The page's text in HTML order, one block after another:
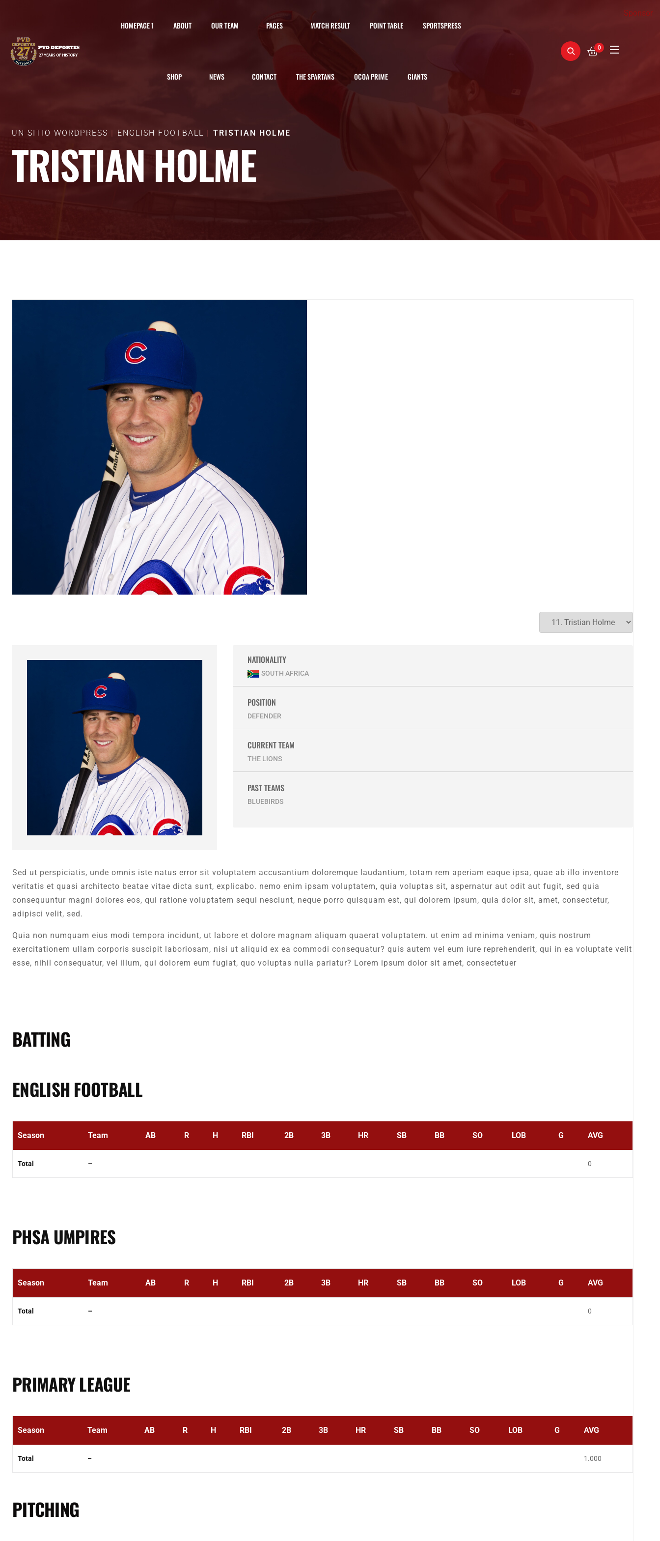
Sponsor
HOMEPAGE 1 ABOUT OUR TEAM PAGES MATCH RESULT POINT TABLE SPORTSPRESS
SHOP NEWS CONTACT THE SPARTANS OCOA PRIME GIANTS
0
UN SITIO WORDPRESS ENGLISH FOOTBALL TRISTIAN HOLME
TRISTIAN HOLME
NATIONALITY
SOUTH AFRICA
POSITION
DEFENDER
CURRENT TEAM
THE LIONS
PAST TEAMS
BLUEBIRDS
Sed ut perspiciatis, unde omnis iste natus error sit voluptatem accusantium doloremque laudantium, totam rem aperiam eaque ipsa, quae ab illo inventore
veritatis et quasi architecto beatae vitae dicta sunt, explicabo. nemo enim ipsam voluptatem, quia voluptas sit, aspernatur aut odit aut fugit, sed quia
consequuntur magni dolores eos, qui ratione voluptatem sequi nesciunt, neque porro quisquam est, qui dolorem ipsum, quia dolor sit, amet, consectetur,
adipisci velit, sed.
Quia non numquam eius modi tempora incidunt, ut labore et dolore magnam aliquam quaerat voluptatem. ut enim ad minima veniam, quis nostrum
exercitationem ullam corporis suscipit laboriosam, nisi ut aliquid ex ea commodi consequatur? quis autem vel eum iure reprehenderit, qui in ea voluptate velit
esse, nihil consequatur, vel illum, qui dolorem eum fugiat, quo voluptas nulla pariatur? Lorem ipsum dolor sit amet, consectetuer
BATTING
ENGLISH FOOTBALL
Season Team AB R H RBI 2B 3B HR SB BB SO LOB G AVG
Total – 0
PHSA UMPIRES
Season Team AB R H RBI 2B 3B HR SB BB SO LOB G AVG
Total – 0
PRIMARY LEAGUE
Season Team AB R H RBI 2B 3B HR SB BB SO LOB G AVG
Total – 1.000
PITCHING